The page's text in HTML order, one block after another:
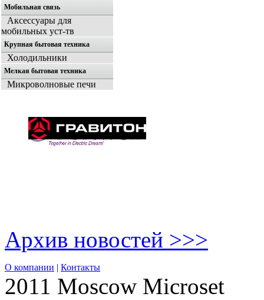
Мобильная связь
Аксессуары для
мобильных уст-тв
Крупная бытовая техника
Холодильники
Мелкая бытовая техника
Микроволновые печи
Архив новостей >>>
О компании | Контакты
2011 Moscow Microset